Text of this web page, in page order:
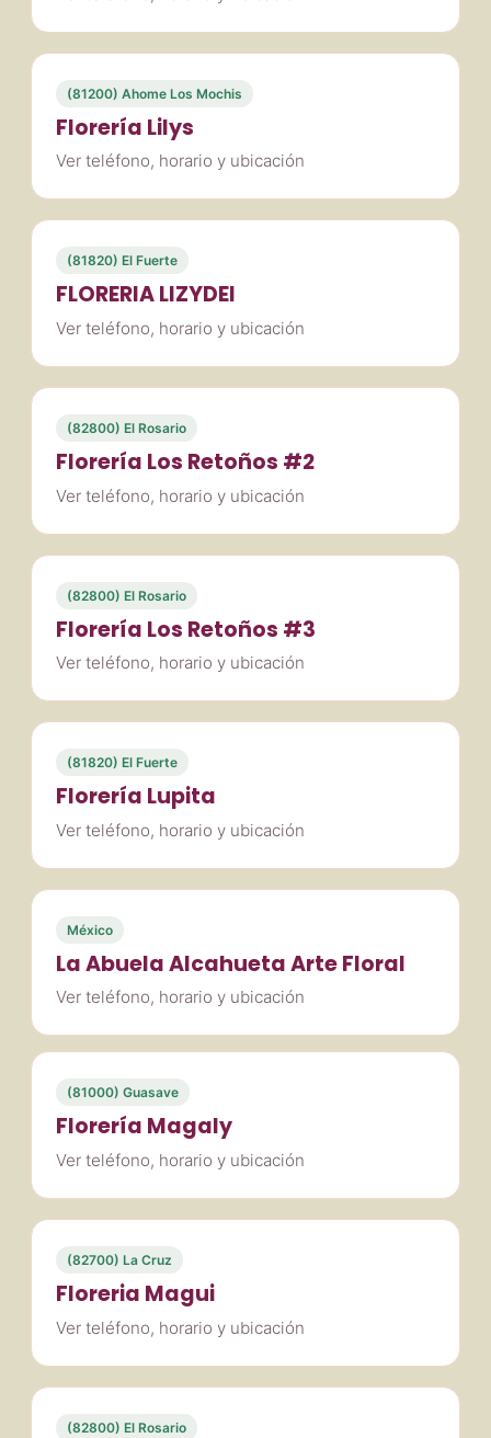
(81200) Ahome Los Mochis
Florería Lilys
Ver teléfono, horario y ubicación
(81820) El Fuerte
FLORERIA LIZYDEI
Ver teléfono, horario y ubicación
(82800) El Rosario
Florería Los Retoños #2
Ver teléfono, horario y ubicación
(82800) El Rosario
Florería Los Retoños #3
Ver teléfono, horario y ubicación
(81820) El Fuerte
Florería Lupita
Ver teléfono, horario y ubicación
México
La Abuela Alcahueta Arte Floral
Ver teléfono, horario y ubicación
(81000) Guasave
Florería Magaly
Ver teléfono, horario y ubicación
(82700) La Cruz
Floreria Magui
Ver teléfono, horario y ubicación
(82800) El Rosario